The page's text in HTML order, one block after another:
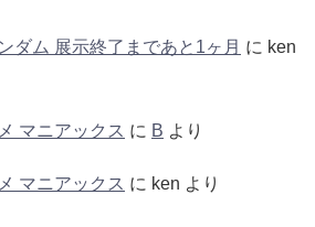
ダム 展示終了まであと1ヶ月 に ken
マニアックス に B より
マニアックス に ken より